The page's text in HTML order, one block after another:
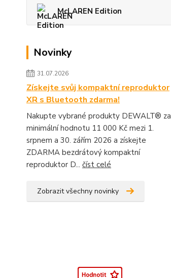
McLAREN Edition
Novinky
31.07.2026
Získejte svůj kompaktní reproduktor
XR s Bluetooth zdarma!
Nakupte vybrané produkty DEWALT® za
minimální hodnotu 11 000 Kč mezi 1.
srpnem a 30. zářím 2026 a získejte
ZDARMA bezdrátový kompaktní
reproduktor D... číst celé
Zobrazit všechny novinky